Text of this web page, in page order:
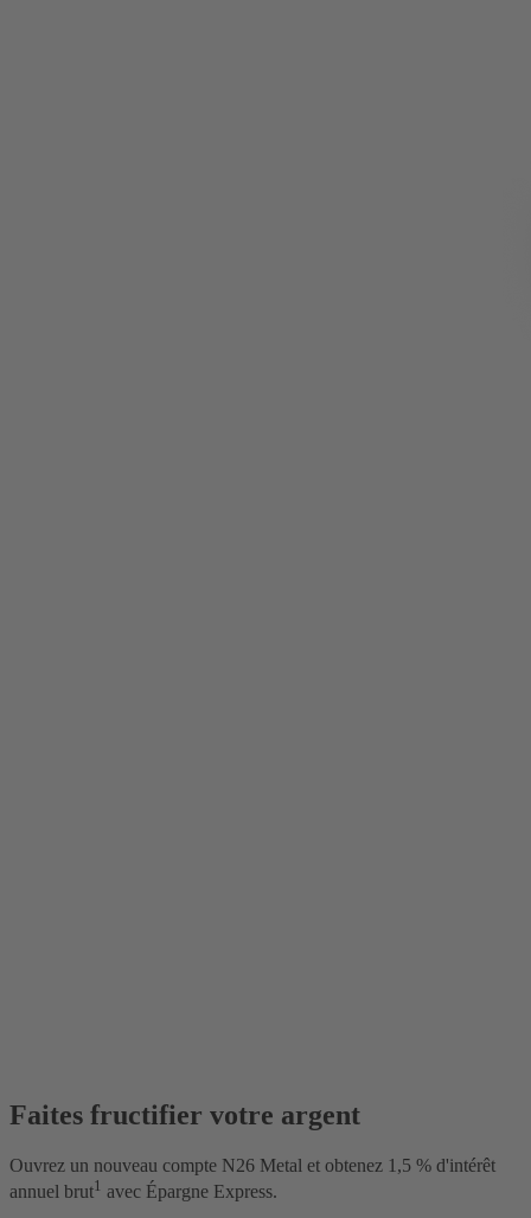
Faites fructifier votre argent
Ouvrez un nouveau compte N26 Metal et obtenez 1,5 % d'intérêt
annuel brut1 avec Épargne Express.